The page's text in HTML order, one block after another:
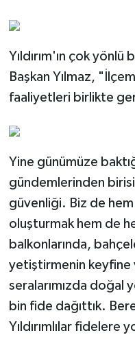
Yıldırım'ın çok
Başkan Yılmaz,
faaliyetleri birlikte
Yine günümüze
gündemlerinden
güvenliği. Biz de hem
oluşturmak hem de
balkonlarında,
yetiştirmenin keyfine
seralarımızda
bin fide dağıttık.
Yıldırımlılar fidelere